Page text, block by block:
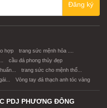
XEM CHI TIẾT
Đăng ký
hợp
trang sức mệnh hỏa ....
cầu đá phong thủy đẹp
trang sức cho mệnh thổ...
Vòng tay đá thạch anh tóc vàng
PDJ PHƯƠNG ĐÔNG